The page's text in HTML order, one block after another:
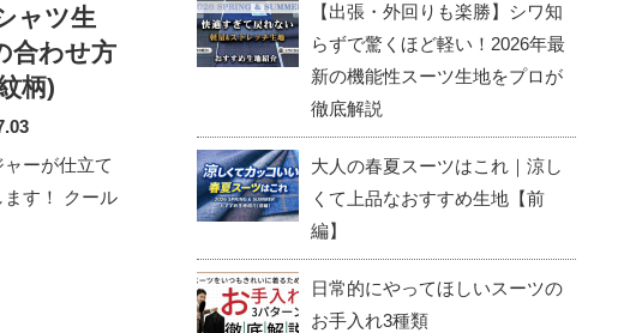
ャツ生
合わせ方
柄)
ーが仕立て
す！ クール
【出張・外回りも楽勝】シワ知
らずで驚くほど軽い！2026年最
新の機能性スーツ生地をプロが
徹底解説
大人の春夏スーツはこれ｜涼し
くて上品なおすすめ生地【前
編】
日常的にやってほしいスーツの
お手入れ3種類